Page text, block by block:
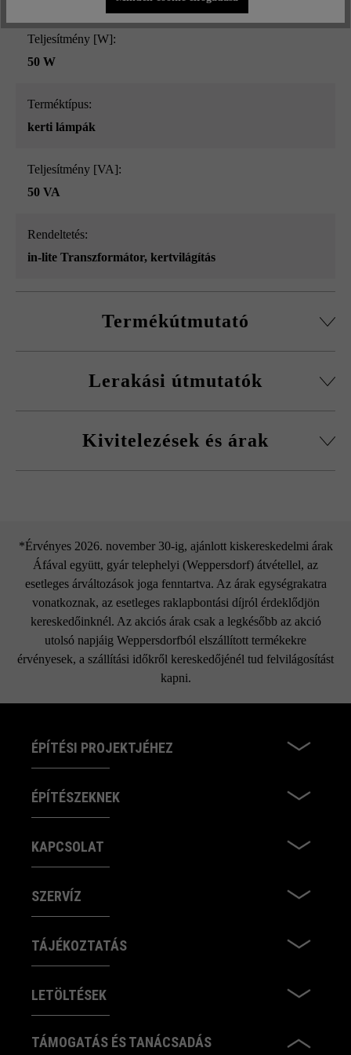
Teljesítmény [W]:
50 W
Terméktípus:
kerti lámpák
Teljesítmény [VA]:
50 VA
Rendeltetés:
in-lite Transzformátor, kertvilágítás
Termékútmutató
működik (az Ace Up-Down falilámpa 220 voltos kivitelben
és lámpákból áll, a dugós és csavaros csatlakozásoknak
A maximális beépítési névleges feszültség 100 voltamper.
Érintőképernyővel, két kábelkimenettel és fényérzékelővel
felszerelt.
Mozgásérzékelővel bővíthető.
Lerakási útmutatók
Kivitelezések és árak
*Érvényes 2026. november 30-ig, ajánlott kiskereskedelmi árak
Áfával együtt, gyár telephelyi (Weppersdorf) átvétellel, az
esetleges árváltozások joga fenntartva. Az árak egységrakatra
vonatkoznak, az esetleges raklapbontási díjról érdeklődjön
kereskedőinknél. Az akciós árak csak a legkésőbb az akció
utolsó napjáig Weppersdorfból elszállított termékekre
érvényesek, a szállítási időkről kereskedőjénél tud felvilágosítást
kapni.
ÉPÍTÉSI PROJEKTJÉHEZ
ÉPÍTÉSZEKNEK
KAPCSOLAT
SZERVÍZ
TÁJÉKOZTATÁS
LETÖLTÉSEK
TÁMOGATÁS ÉS TANÁCSADÁS